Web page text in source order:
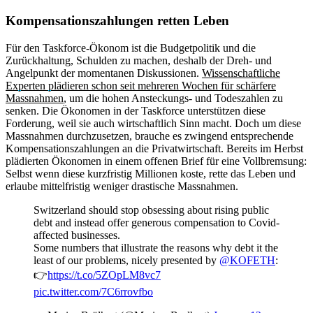
Kompensationszahlungen retten Leben
Für den Taskforce-Ökonom ist die Budgetpolitik und die
Zurückhaltung, Schulden zu machen, deshalb der Dreh- und
Angelpunkt der momentanen Diskussionen. Wissenschaftliche
Experten plädieren schon seit mehreren Wochen für schärfere
Massnahmen, um die hohen Ansteckungs- und Todeszahlen zu
senken. Die Ökonomen in der Taskforce unterstützen diese
Forderung, weil sie auch wirtschaftlich Sinn macht. Doch um diese
Massnahmen durchzusetzen, brauche es zwingend entsprechende
Kompensationszahlungen an die Privatwirtschaft. Bereits im Herbst
plädierten Ökonomen in einem offenen Brief für eine Vollbremsung:
Selbst wenn diese kurzfristig Millionen koste, rette das Leben und
erlaube mittelfristig weniger drastische Massnahmen.
Switzerland should stop obsessing about rising public
debt and instead offer generous compensation to Covid-
affected businesses.
Some numbers that illustrate the reasons why debt it the
least of our problems, nicely presented by @KOFETH:
👉https://t.co/5ZOpLM8vc7
pic.twitter.com/7C6rrovfbo